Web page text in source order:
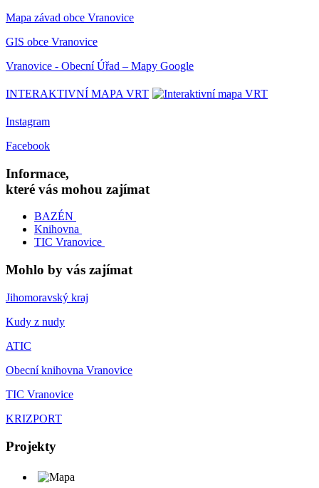
Mapa závad obce Vranovice
GIS obce Vranovice
Vranovice - Obecní Úřad – Mapy Google
INTERAKTIVNÍ MAPA VRT
Instagram
Facebook
Informace,
které vás mohou zajímat
BAZÉN
Knihovna
TIC Vranovice
Mohlo by vás zajímat
Jihomoravský kraj
Kudy z nudy
ATIC
Obecní knihovna Vranovice
TIC Vranovice
KRIZPORT
Projekty